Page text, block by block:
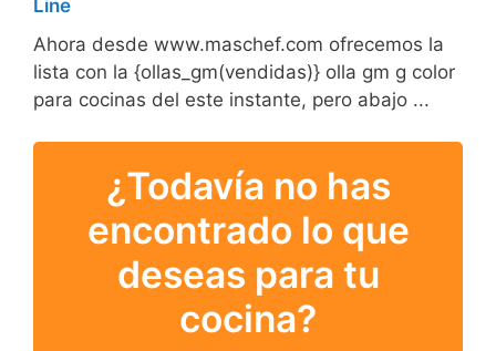
Line
Ahora desde www.maschef.com ofrecemos la
lista con la {ollas_gm(vendidas)} olla gm g color
para cocinas del este instante, pero abajo ...
¿Todavía no has
encontrado lo que
deseas para tu
cocina?